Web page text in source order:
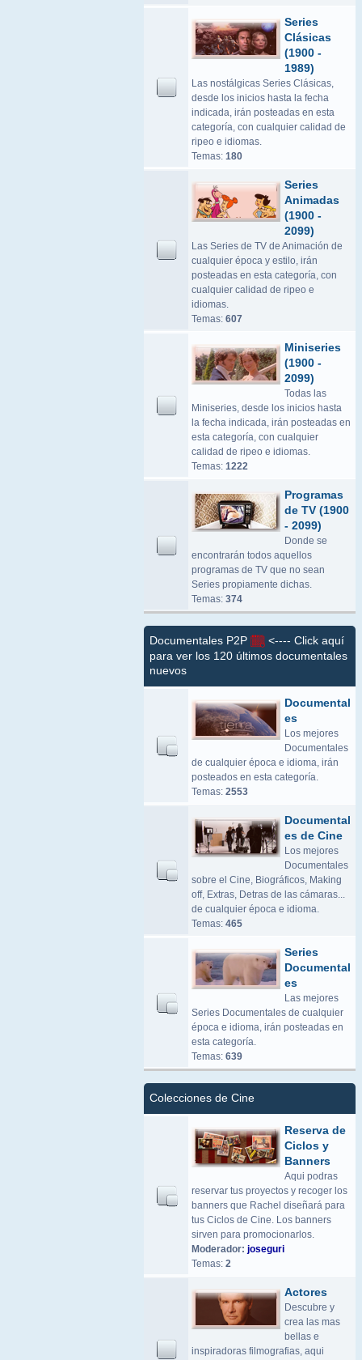
Series
Clásicas
(1900 -
1989)
Las nostálgicas Series Clásicas,
desde los inicios hasta la fecha
indicada, irán posteadas en esta
categoría, con cualquier calidad de
ripeo e idiomas.
Temas: 180
Series
Animadas
(1900 -
2099)
Las Series de TV de Animación de
cualquier época y estilo, irán
posteadas en esta categoría, con
cualquier calidad de ripeo e
idiomas.
Temas: 607
Miniseries
(1900 -
2099)
Todas las
Miniseries, desde los inicios hasta
la fecha indicada, irán posteadas en
esta categoría, con cualquier
calidad de ripeo e idiomas.
Temas: 1222
Programas
de TV (1900
- 2099)
Donde se
encontrarán todos aquellos
programas de TV que no sean
Series propiamente dichas.
Temas: 374
Documentales P2P
<---- Click aquí
para ver los 120 últimos documentales
nuevos
Documental
es
Los mejores
Documentales
de cualquier época e idioma, irán
posteados en esta categoría.
Temas: 2553
Documental
es de Cine
Los mejores
Documentales
sobre el Cine, Biográficos, Making
off, Extras, Detras de las cámaras...
de cualquier época e idioma.
Temas: 465
Series
Documental
es
Las mejores
Series Documentales de cualquier
época e idioma, irán posteadas en
esta categoría.
Temas: 639
Colecciones de Cine
Reserva de
Ciclos y
Banners
Aqui podras
reservar tus proyectos y recoger los
banners que Rachel diseñará para
tus Ciclos de Cine. Los banners
sirven para promocionarlos.
Moderador: joseguri
Temas: 2
Actores
Descubre y
crea las mas
bellas e
inspiradoras filmografias, aqui